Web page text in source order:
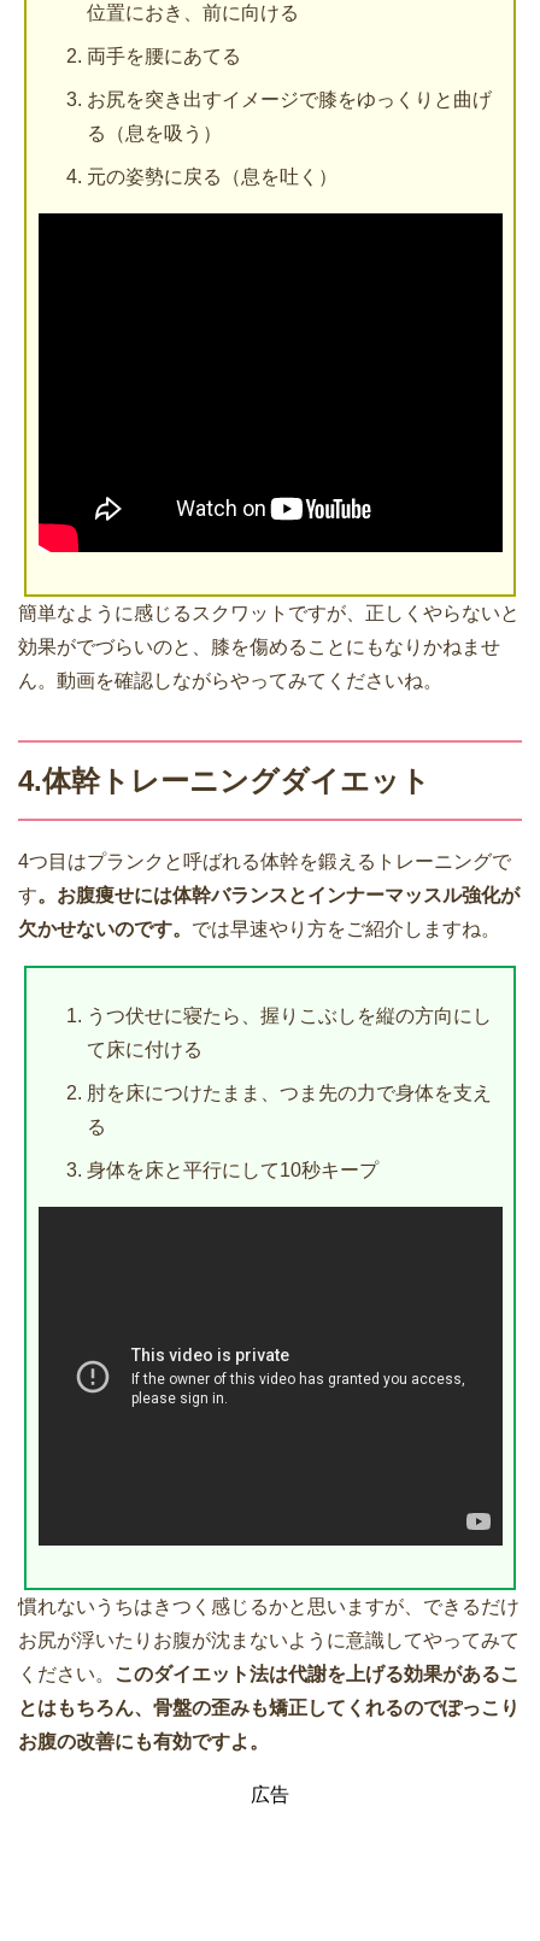
位置におき、前に向ける
両手を腰にあてる
お尻を突き出すイメージで膝をゆっくりと曲げ
る（息を吸う）
元の姿勢に戻る（息を吐く）
簡単なように感じるスクワットですが、正しくやらないと
効果がでづらいのと、膝を傷めることにもなりかねませ
ん。動画を確認しながらやってみてくださいね。
4.体幹トレーニングダイエット
4つ目はプランクと呼ばれる体幹を鍛えるトレーニングで
す。お腹痩せには体幹バランスとインナーマッスル強化が
欠かせないのです。 では早速やり方をご紹介しますね。
うつ伏せに寝たら、握りこぶしを縦の方向にし
て床に付ける
肘を床につけたまま、つま先の力で身体を支え
る
身体を床と平行にして10秒キープ
慣れないうちはきつく感じるかと思いますが、できるだけ
お尻が浮いたりお腹が沈まないように意識してやってみて
ください。
このダイエット法は代謝を上げる効果があるこ
とはもちろん、骨盤の歪みも矯正してくれるのでぽっこり
お腹の改善にも有効ですよ。
広告